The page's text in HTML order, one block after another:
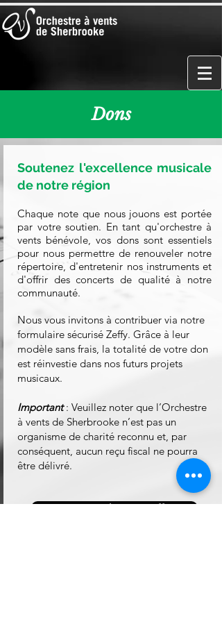
Dons
Soutenez l'excellence musicale
de notre région
Chaque note que nous jouons est portée
par votre soutien. En tant qu'orchestre à
vents bénévole, vos dons sont essentiels
pour nous permettre de renouveler notre
répertoire, d'entretenir nos instruments et
d'offrir des concerts de qualité à notre
communauté.
Nous vous invitons à contribuer via notre
formulaire sécurisé Zeffy. Grâce à leur
modèle sans frais, la totalité de votre don
est réinvestie dans nos futurs projets
musicaux.
Important: Veuillez noter que l’Orchestre
à vents de Sherbrooke n’est pas un
organisme de charité reconnu et, par
conséquent, aucun reçu fiscal ne pourra
être délivré.